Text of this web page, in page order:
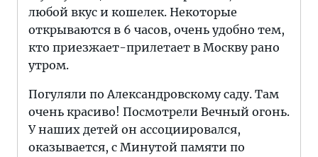
любой вкус и кошелек. Некоторые
открываются в 6 часов, очень удобно тем,
кто приезжает-прилетает в Москву рано
утром.
Погуляли по Александровскому саду. Там
очень красиво! Посмотрели Вечный огонь.
У наших детей он ассоциировался,
оказывается, с Минутой памяти по